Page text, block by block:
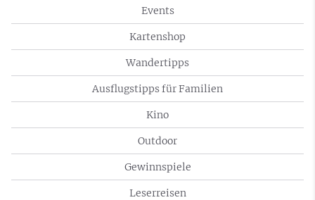
Events
Kartenshop
Wandertipps
Ausflugstipps für Familien
Kino
Outdoor
Gewinnspiele
Leserreisen